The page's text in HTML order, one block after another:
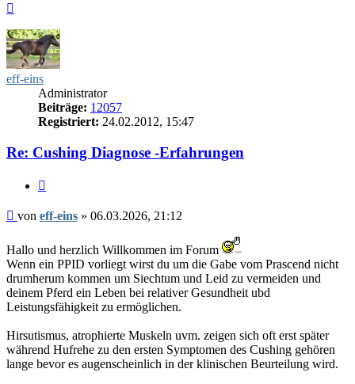
eff-eins
Administrator
Beiträge: 12057
Registriert: 24.02.2012, 15:47
Re: Cushing Diagnose -Erfahrungen
Beitrag
von eff-eins » 06.03.2026, 21:12
Hallo und herzlich Willkommen im Forum
Wenn ein PPID vorliegt wirst du um die Gabe vom Prascend nicht
drumherum kommen um Siechtum und Leid zu vermeiden und
deinem Pferd ein Leben bei relativer Gesundheit ubd
Leistungsfähigkeit zu ermöglichen.
Hirsutismus, atrophierte Muskeln uvm. zeigen sich oft erst später
während Hufrehe zu den ersten Symptomen des Cushing gehören
lange bevor es augenscheinlich in der klinischen Beurteilung wird.